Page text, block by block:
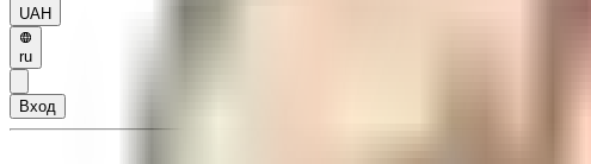
UAH
ru
Вход